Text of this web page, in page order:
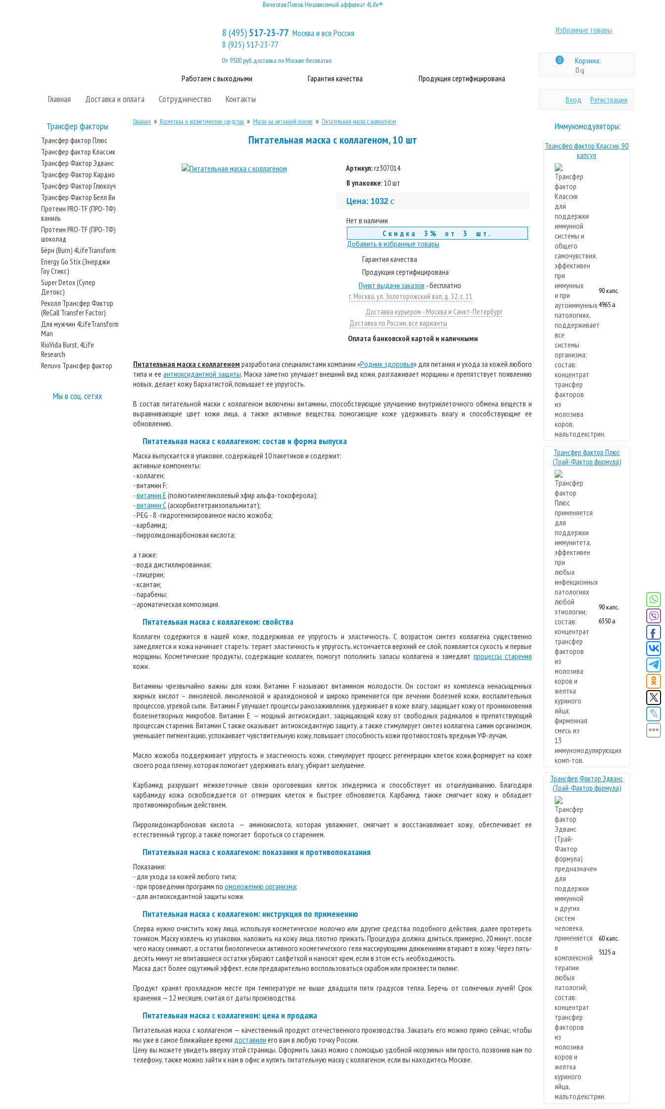
Главная Доставка и оплата Сотрудничество Контакты
Избранные товары
0 Корзина:
0q
Работаем с выходными Гарантия качества Продукция сертифицирована
8 (495)517-23-77 Москва и вся Россия
8 (925) 517-23-77
От 9500 руб. доставка по Москве бесплатно
Вячеслав Попов. Независимый аффилиат 4Life®
Вход Регистрация
Трансфер факторы
Трансфер фактор Плюс
Трансфер фактор Классик
Трансфер Фактор Эдванс
Трансфер Фактор Кардио
Трансфер Фактор Глюкоуч
Трансфер Фактор Белл Ви
Протеин PRO-TF (ПРО-ТФ)
ваниль
Протеин PRO-TF (ПРО-ТФ)
шоколад
Бёрн (Burn) 4LifeTransform
Energy Go Stix (Энерджи
Гоу Стикс)
Super Detox (Супер
Детокс)
Реколл Трансфер Фактор
(ReCall Transfer Factor)
Для мужчин 4LifeTransform
Man
RioVida Burst, 4Life
Research
Renuvo Трансфер фактор
Мы в соц. сетях
Главная » Косметика и косметические средства » Маска на нетканой основе » Питательная маска с коллагеном
Питательная маска с коллагеном, 10 шт
Артикул:rz307014
В упаковке: 10 шт
Цена: 1032 c
Нет в наличии
Скидка 3% от 3 шт.
Добавить в избранные товары
Гарантия качества
Продукция сертифицирована
Пункт выдачи заказов - бесплатно
г. Москва, ул. Золоторожский вал, д. 32, с. 11
Доставка курьером - Москва и Санкт-Петербург
Доставка по России, все варианты
Оплата банковской картой и наличными
Питательная маска с коллагеном разработана специалистами компании «Родник здоровья» для питания и ухода за кожей любого
типа и ее антиоксидантной защиты. Маска заметно улучшает внешний вид кожи, разглаживает морщины и препятствует появлению
новых, делает кожу бархатистой, повышает ее упругость.
В состав питательной маски с коллагеном включены витамины, способствующие улучшению внутриклеточного обмена веществ и
выравнивающие цвет кожи лица, а также активные вещества, помогающие коже удерживать влагу и способствующие ее
обновлению.
Питательная маска с коллагеном: состав и форма выпуска
Маска выпускается в упаковке, содержащей 10 пакетиков и содержит:
активные компоненты:
- коллаген;
- витамин F;
-витамин E (полиэтиленгликолевый эфир альфа-токоферола);
-витамин С(аскорбилтетраизопальмитат);
- PEG - 8 -гидрогенизированное масло жожоба;
- карбамид;
- пирролидонкарбоновая кислота;
а также:
- вода дистиллированная;
- глицерин;
- ксантан;
- парабены;
- ароматическая композиция.
Питательная маска с коллагеном: свойства
Коллаген содержится в нашей коже, поддерживая ее упругость и эластичность. С возрастом синтез коллагена существенно
замедляется и кожа начинает стареть: теряет эластичность и упругость, истончается верхний ее слой, появляется сухость и первые
морщины. Косметические продукты, содержащие коллаген, помогут пополнить запасы коллагена и замедлятпроцессы старения
кожи.
Витамины чрезвычайно важны для кожи. Витамин F называют витамином молодости. Он состоит из комплекса ненасыщенных
жирных кислот – линолевой, линоленовой и арахидоновой и широко применяется при лечении болезней кожи, воспалительных
процессов, угревой сыпи. Витамин F улучшает процессы ранозаживления, удерживает в коже влагу, защищает кожу от проникновения
болезнетворных микробов. Витамин E — мощный антиоксидант, защищающий кожу от свободных радикалов и препятствующий
процессам старения. Витамин С также оказывает антиоксидантную защиту, а также стимулирует синтез коллагена самим организмом,
уменьшает пигментацию, успокаивает чувствительную кожу, повышает способность кожи противостоять вредным УФ-лучам.
Масло жожоба поддерживает упругость и эластичность кожи, стимулирует процесс регенерации клеток кожи,формирует на коже
своего рода пленку, которая помогает удерживать влагу, убирает шелушение.
Карбамид разрушает межклеточные связи ороговевших клеток эпидермиса и способствует их отшелушиванию. Благодаря
карбамиду кожа освобождается от отмерших клеток и быстрее обновляется. Карбамид также смягчает кожу и обладает
противомикробным действием.
Пирролидонкарбоновая кислота — аминокислота, которая увлажняет, смягчает и восстанавливает кожу, обеспечивает ее
естественный тургор, а также помогает бороться со старением.
Питательная маска с коллагеном: показания и противопоказания
Показания:
- для ухода за кожей любого типа;
- при проведении программ по омоложению организма;
- для антиоксидантной защиты кожи.
Питательная маска с коллагеном: инструкция по применению
Сперва нужно очистить кожу лица, используя косметическое молочко или другие средства подобного действия, далее протереть
тоником. Маску извлечь из упаковки, наложить на кожу лица, плотно прижать. Процедура должна длиться, примерно, 20 минут, после
чего маску снимают, а остатки биологически активного косметического геля массирующими движениями втирают в кожу. Через пять-
десять минут не впитавшиеся остатки убирают салфеткой и наносят крем, если в этом есть необходимость.
Маска даст более ощутимый эффект, если предварительно воспользоваться скрабом или произвести пилинг.
Продукт хранят прохладном месте при температуре не выше двадцати пяти градусов тепла. Беречь от солнечных лучей! Срок
хранения — 12 месяцев, считая от даты производства.
Питательная маска с коллагеном: цена и продажа
Питательная маска с коллагеном — качественный продукт отечественного производства. Заказать его можно прямо сейчас, чтобы
мы уже в самое ближайшее время доставили его вам в любую точку России.
Цену вы можете увидеть вверху этой страницы. Оформить заказ можно с помощью удобной «корзины» или просто, позвонив нам по
телефону, также можно зайти к нам в офис и купить питательную маску с коллагеном, если вы находитесь Москве.
Иммуномодуляторы:
Трансфер фактор Классик, 90
капсул
90 капс.
4965a
Трансфер фактор Плюс
(Трай-Фактор формула)
90 капс.
Новая
6350a
Трансфер Фактор Эдванс
(Трай-Фактор формула)
60 капс.
Новая
5125a